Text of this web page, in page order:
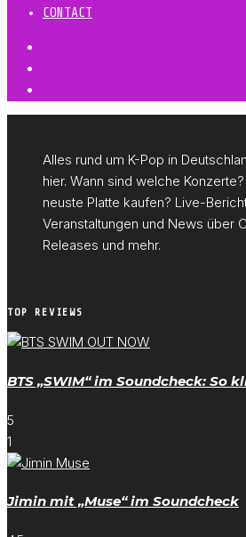
CONTACT
Alles rund um K-Pop in
hier. Wann sind welche
neuste Platte kaufen? Live-
Veranstaltungen und News über
Releases und mehr.
TOP REVIEWS
BTS „SWIM“ im Soundcheck: So
5
1
Jimin mit „Muse“ im Soundcheck